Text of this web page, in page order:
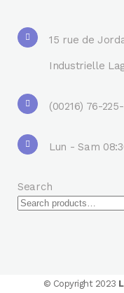
15 rue de
Industrielle
(00216) 76-
Lun - Sam
Search
© Copyright 2023